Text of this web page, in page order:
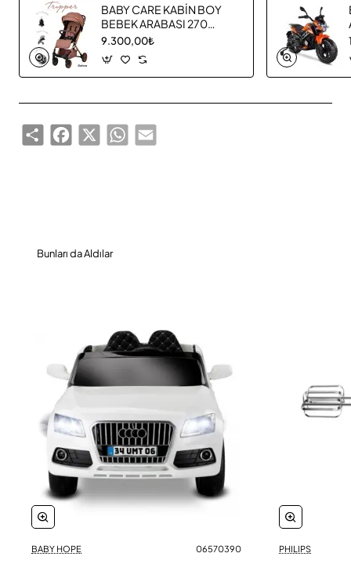
BABY CARE KABİN BOY
BEBEK ARABASI 270
TRIPPER
9.300,00₺
ShareFacebook
X WhatsApp
Email
Bunları da Aldılar
BABY HOPE 06570390 PHILIPS